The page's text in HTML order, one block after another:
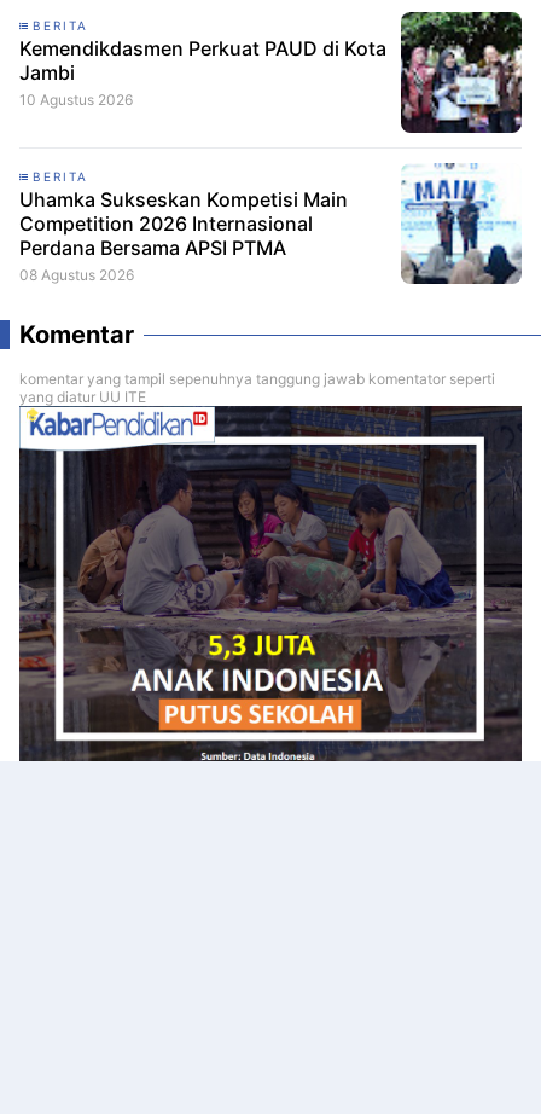
BERITA
Kemendikdasmen Perkuat PAUD di Kota
Jambi
10 Agustus 2026
BERITA
Uhamka Sukseskan Kompetisi Main
Competition 2026 Internasional
Perdana Bersama APSI PTMA
08 Agustus 2026
Komentar
komentar yang tampil sepenuhnya tanggung jawab komentator seperti
yang diatur UU ITE